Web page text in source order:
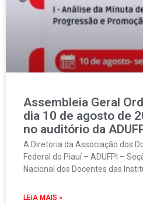
Assembleia Geral
dia 10 de agosto de
no auditório da
A Diretoria da Associação dos
Federal do Piauí – ADUFPI –
Nacional dos Docentes das
LEIA MAIS »